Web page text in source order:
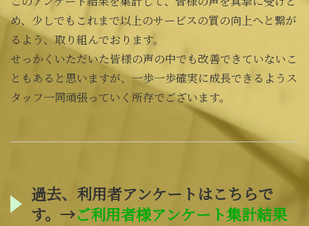
め、少しでもこれまで以上のサービスの質の向上へと繋が
るよう、取り組んでおります。
せっかくいただいた皆様の声の中でも改善できていないこ
ともあると思いますが、一歩一歩確実に成長できるようス
タッフ一同頑張っていく所存でございます。
過去、利用者アンケートはこちらで
す。→ご利用者様アンケート集計結果